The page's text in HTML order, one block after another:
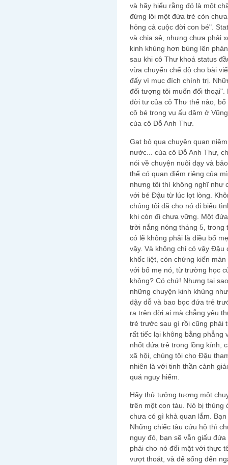
và hãy hiểu rằng đó là một
đừng lôi một đứa trẻ còn
hỏng cả cuộc đời con bé".
và chia sẻ, nhưng chưa phải
kinh khủng hơn bùng lên
sau khi cô Thư khoá status
vừa chuyển chế độ cho bài
đấy vì mục đích chính trị.
đối tượng tôi muốn đối
đời tư của cô Thư thế nào,
cô bé trong vụ ấu dâm ở
của cô Đỗ Anh Thư.
Gạt bỏ qua chuyện quan
nước... của cô Đỗ Anh Thư,
nói về chuyện nuôi dạy và
thể có quan điểm riêng của
nhưng tôi thì không nghĩ như
với bé Đậu từ lúc lọt lòng.
chúng tôi đã cho nó đi biểu
khi còn đi chưa vững. Một
trời nắng nóng tháng 5, trong
có lẽ không phải là điều bố
vậy. Và không chỉ có vậy
khốc liệt, còn chứng kiến
với bố mẹ nó, từ trường học
không? Có chứ! Nhưng tại
những chuyện kinh khủng
dậy dỗ và bao bọc đứa trẻ
ra trên đời ai mà chẳng yêu
trẻ trước sau gì rồi cũng phải
rất tiếc lại không bằng phẳng
nhốt đứa trẻ trong lồng kính,
xã hội, chúng tôi cho Đậu
nhiên là với tinh thần cảnh
quá nguy hiểm.
Hãy thử tưởng tượng một
trên một con tàu. Nó bị thủng
chưa có gì khả quan lắm.
Những chiếc tàu cứu hộ thì
nguy đó, bạn sẽ vẫn giấu
phải cho nó đối mặt với thực
vượt thoát, và để sống đến